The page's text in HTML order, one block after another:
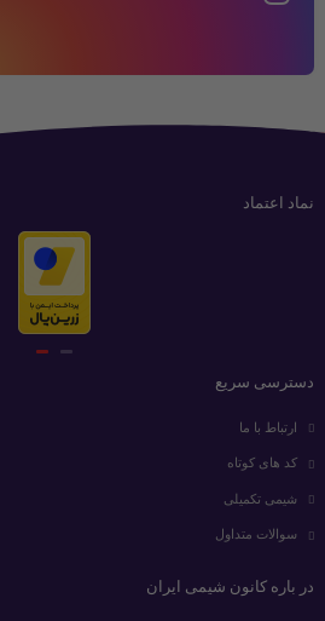
نماد اعتماد
دسترسی سریع
ارتباط با ما
کد های کوتاه
شیمی تکمیلی
سوالات متداول
در باره کانون شیمی ایران